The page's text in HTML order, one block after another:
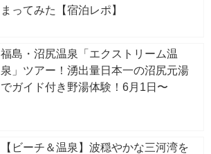
まってみた【宿泊レポ】
福島・沼尻温泉「エクストリーム温
泉」ツアー！湧出量日本一の沼尻元湯
でガイド付き野湯体験！6月1日〜
【ビーチ＆温泉】波穏やかな三河湾を